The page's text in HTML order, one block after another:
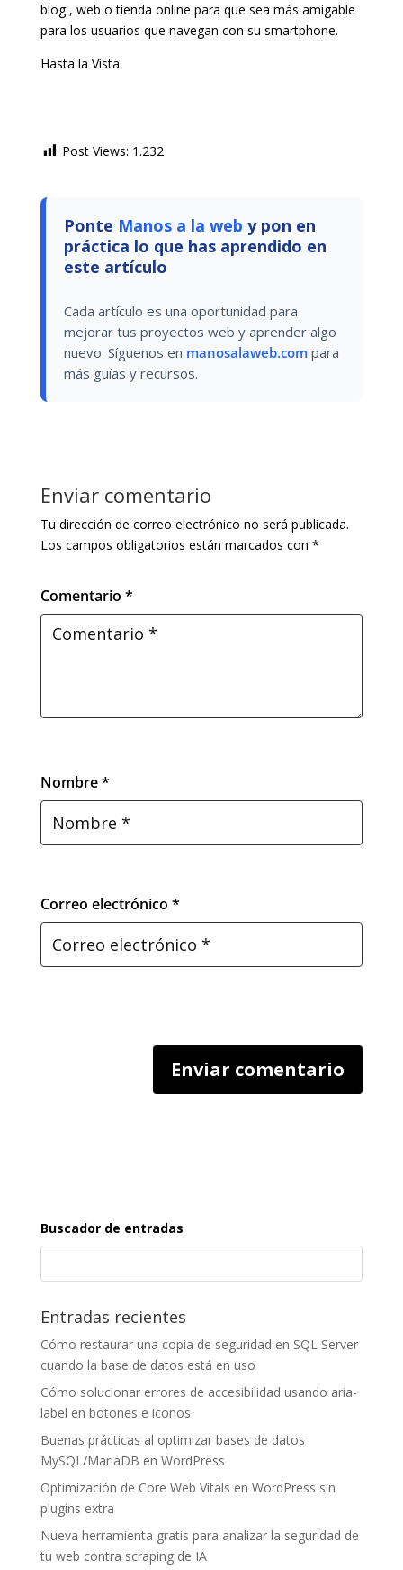
blog , web o tienda online para que sea más amigable
para los usuarios que navegan con su smartphone.
Hasta la Vista.
Post Views: 1.232
Ponte Manos a la web y pon en
práctica lo que has aprendido en
este artículo
Cada artículo es una oportunidad para
mejorar tus proyectos web y aprender algo
nuevo. Síguenos en manosalaweb.compara
más guías y recursos.
Enviar comentario
Tu dirección de correo electrónico no será publicada.
Los campos obligatorios están marcados con *
Comentario *
Nombre *
Correo electrónico *
Buscador de entradas
Entradas recientes
Cómo restaurar una copia de seguridad en SQL Server
cuando la base de datos está en uso
Cómo solucionar errores de accesibilidad usando aria-
label en botones e iconos
Buenas prácticas al optimizar bases de datos
MySQL/MariaDB en WordPress
Optimización de Core Web Vitals en WordPress sin
plugins extra
Nueva herramienta gratis para analizar la seguridad de
tu web contra scraping de IA